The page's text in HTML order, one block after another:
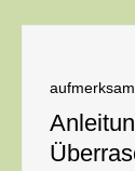
aufmerksam